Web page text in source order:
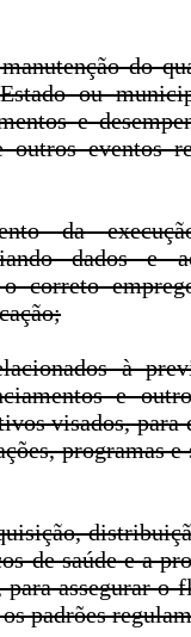
do
ou
e
eventos
da
dados e
correto
à
e
visados,
programas e
de saúde e a
assegurar o
padrões